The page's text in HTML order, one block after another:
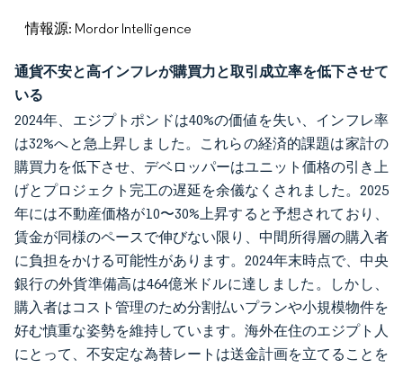
情報源: Mordor Intelligence
通貨不安と高インフレが購買力と取引成立率を低下させて
いる
2024年、エジプトポンドは40%の価値を失い、インフレ率
は32%へと急上昇しました。これらの経済的課題は家計の
購買力を低下させ、デベロッパーはユニット価格の引き上
げとプロジェクト完工の遅延を余儀なくされました。2025
年には不動産価格が10〜30%上昇すると予想されており、
賃金が同様のペースで伸びない限り、中間所得層の購入者
に負担をかける可能性があります。2024年末時点で、中央
銀行の外貨準備高は464億米ドルに達しました。しかし、
購入者はコスト管理のため分割払いプランや小規模物件を
好む慎重な姿勢を維持しています。海外在住のエジプト人
にとって、不安定な為替レートは送金計画を立てることを